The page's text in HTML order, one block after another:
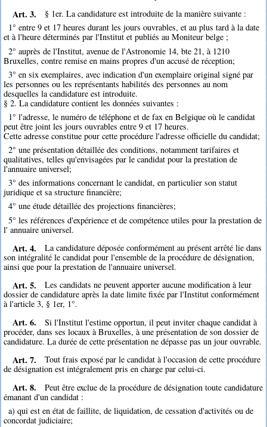
Art. 3.
§ 1er. La candidature est introduite de la manière suivante :
1° entre 9 et 17 heures durant les jours ouvrables, et au plus tard à la date
et à l'heure déterminés par l'Institut et publiés au Moniteur belge ;
2° auprès de l'Institut, avenue de l'Astronomie 14, bte 21, à 1210
Bruxelles, contre remise en mains propres d'un accusé de réception;
3° en six exemplaires, avec indication d'un exemplaire original signé par
les personnes ou les représentants habilités des personnes au nom
desquelles la candidature est introduite.
§ 2. La candidature contient les données suivantes :
1° l'adresse, le numéro de téléphone et de fax en Belgique où le candidat
peut être joint les jours ouvrables entre 9 et 17 heures.
Cette adresse constitue pour cette procédure l'adresse officielle du candidat;
2° une présentation détaillée des conditions, notamment tarifaires et
qualitatives, telles qu'envisagées par le candidat pour la prestation de
l'annuaire universel;
3° des informations concernant le candidat, en particulier son statut
juridique et sa structure financière;
4° une étude détaillée des projections financières;
5° les références d'expérience et de compétence utiles pour la prestation de
l' annuaire universel.
Art. 4.
La candidature déposée conformément au présent arrêté lie dans
son intégralité le candidat pour l'ensemble de la procédure de désignation,
ainsi que pour la prestation de l'annuaire universel.
Art. 5.
Les candidats ne peuvent apporter aucune modification à leur
dossier de candidature après la date limite fixée par l'Institut conformément
à l'article 3, § 1er, 1°.
Art. 6.
Si l'Institut l'estime opportun, il peut inviter chaque candidat à
procéder, dans ses locaux à Bruxelles, à une présentation de son dossier de
candidature. La durée de cette présentation ne dépasse pas un jour ouvrable.
Art. 7.
Tout frais exposé par le candidat à l'occasion de cette procédure
de désignation est intégralement pris en charge par celui-ci.
Art. 8.
Peut être exclue de la procédure de désignation toute candidature
émanant d'un candidat :
a) qui est en état de faillite, de liquidation, de cessation d'activités ou de
concordat judiciaire;